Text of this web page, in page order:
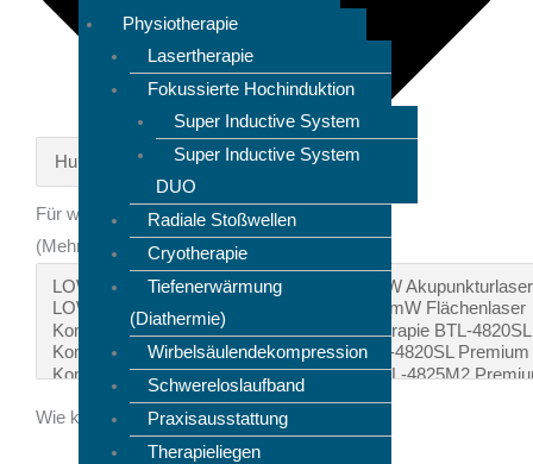
Physiotherapie
Lasertherapie
Fokussierte Hochinduktion
Super Inductive System
Super Inductive System
DUO
Radiale Stoßwellen
Cryotherapie
Tiefenerwärmung
(Diathermie)
Wirbelsäulendekompression
Schwereloslaufband
Praxisausstattung
Therapieliegen
Für welche Produkte interessieren Sie sich?
(Mehrfachauswahl möglich)
Wie können wir Ihnen weiterhelfen?